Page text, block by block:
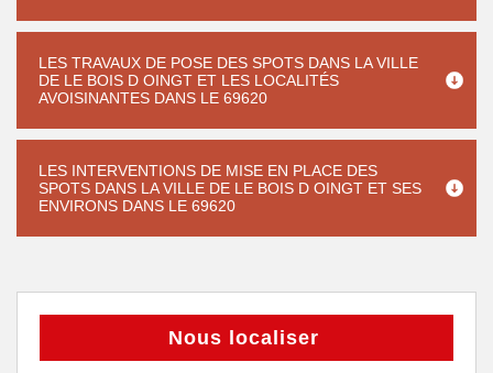
LES TRAVAUX DE POSE DES SPOTS DANS LA VILLE
DE LE BOIS D OINGT ET LES LOCALITÉS
AVOISINANTES DANS LE 69620
LES INTERVENTIONS DE MISE EN PLACE DES
SPOTS DANS LA VILLE DE LE BOIS D OINGT ET SES
ENVIRONS DANS LE 69620
Nous localiser